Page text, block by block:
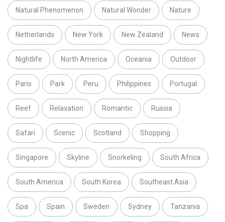
Natural Phenomenon Natural Wonder Nature
Netherlands New York New Zealand News
Nightlife North America Oceania Outdoor
Paris Park Peru Philippines Portugal
Reef Relaxation Romantic Russia
Safari Scenic Scotland Shopping
Singapore Skyline Snorkeling South Africa
South America South Korea Southeast Asia
Spa Spain Sweden Sydney Tanzania